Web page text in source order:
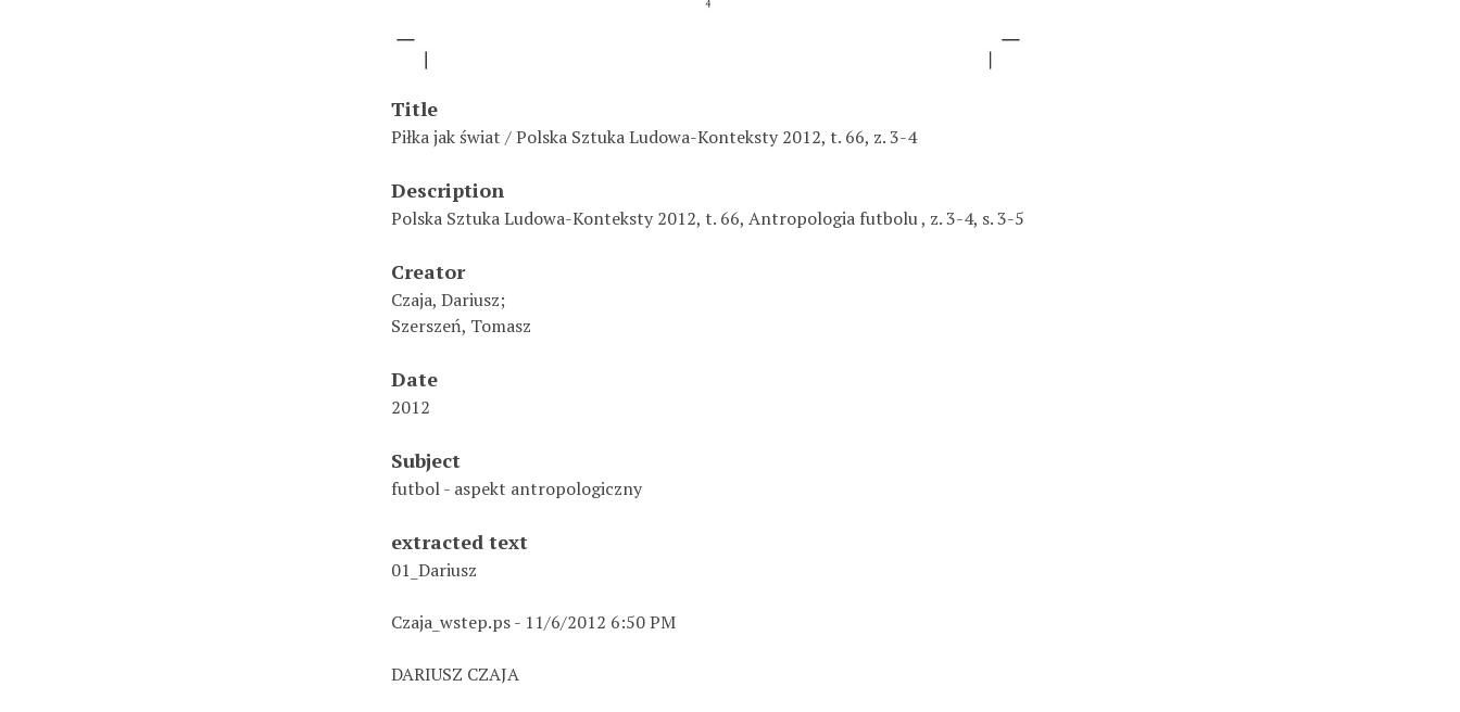
Title
Piłka jak świat / Polska Sztuka Ludowa-Konteksty 2012, t. 66, z. 3-4
Description
Polska Sztuka Ludowa-Konteksty 2012, t. 66, Antropologia futbolu , z. 3-4, s. 3-5
Creator
Czaja, Dariusz;
Szerszeń, Tomasz
Date
2012
Subject
futbol - aspekt antropologiczny
extracted text
01_Dariusz
Czaja_wstep.ps - 11/6/2012 6:50 PM
DARIUSZ CZAJA